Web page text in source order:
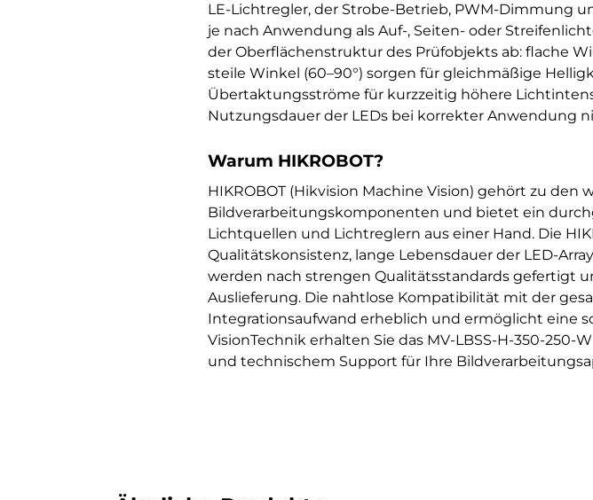
LE-Lichtregler, der Strobe-Betrieb, PWM-Dimmung
je nach Anwendung als Auf-, Seiten- oder
der Oberflächenstruktur des Prüfobjekts ab: flache
steile Winkel (60–90°) sorgen für gleichmäßige
Übertaktungsströme für kurzzeitig höhere
Nutzungsdauer der LEDs bei korrekter Anwendung
Warum HIKROBOT?
HIKROBOT (Hikvision Machine Vision) gehört zu
Bildverarbeitungskomponenten und bietet ein
Lichtquellen und Lichtreglern aus einer Hand. Die
Qualitätskonsistenz, lange Lebensdauer der LED-
werden nach strengen Qualitätsstandards gefertigt
Auslieferung. Die nahtlose Kompatibilität mit der
Integrationsaufwand erheblich und ermöglicht eine
VisionTechnik erhalten Sie das MV-LBSS-H-350-
und technischem Support für Ihre